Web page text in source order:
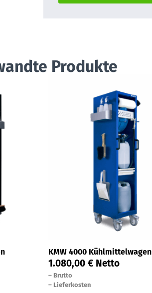
Produkte
KMW 4000 Kühlmittelwagen
1.080,00 € Netto
– Brutto
– Lieferkosten